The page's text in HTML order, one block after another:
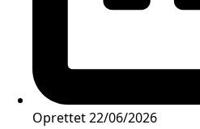
Oprettet22/06/2026